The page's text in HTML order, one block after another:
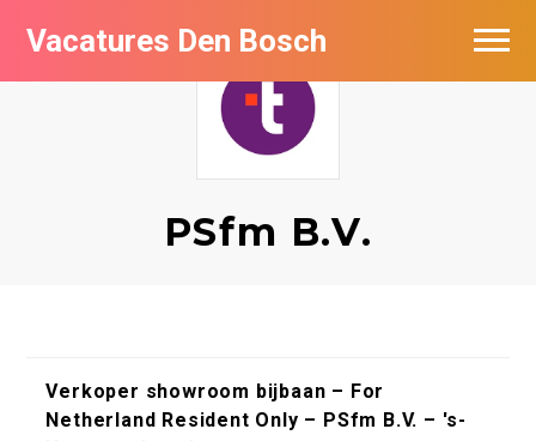
Vacatures Den Bosch
PSfm B.V.
Verkoper showroom bijbaan – For
Netherland Resident Only – PSfm B.V. – 's-
Vacatures per bedrijf in Den Bosch
De populairste vacatures in Den Bosch